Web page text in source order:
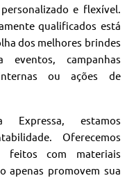
e flexível.
qualificados está
dos melhores brindes
campanhas
internas ou ações de
estamos
Oferecemos
feitos com materiais
apenas promovem sua